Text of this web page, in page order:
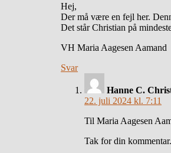
Hej,
Der må være en fejl her.
Det står Christian på
VH Maria Aagesen Aamand
Svar
Hanne C.
22. juli 2024 kl. 7:11
Til Maria Aagesen
Tak for din